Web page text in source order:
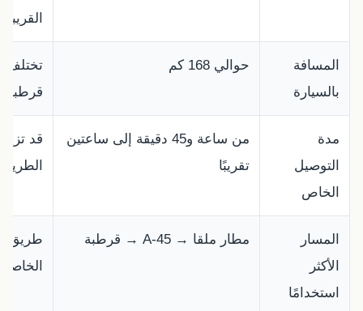
القريبة.
المسافة
بالسيارة
حوالي 168 كم
تختلف
قرطبة.
مدة
التوصيل
الخاص
من ساعة و45 دقيقة إلى ساعتين
تقريبًا
قد
المسار
الأكثر
استخدامًا
مطار ملقا → A-45 → قرطبة
طريق
الخاصة.